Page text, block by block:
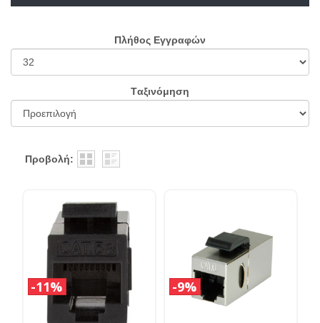
Πλήθος Εγγραφών
Tαξινόμηση
Προβολή:
11% 9%